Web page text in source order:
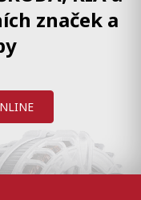
značek a